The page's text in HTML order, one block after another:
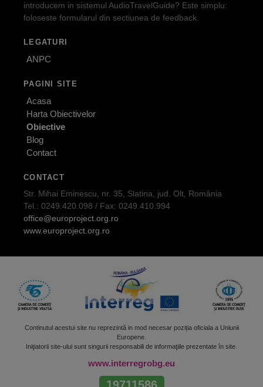
introducem in sistemul AudioTravelGuide? Este simplu:
foloseste formularul din sectiunea de feedback.
LEGATURI
ANPC
PAGINI SITE
Acasa
Harta Obiectivelor
Obiective
Blog
Contact
CONTACT
Str. Mihai Eminescu, nr. 35, Slatina, jud. Olt, România
Tel.: 0249.420.098 / Fax: 0249.410.994
office@europroject.org.ro
www.europroject.org.ro
Continutul acestui site nu reprezintă in mod necesar poziția oficiala a Uniunii
Europene.
Iniţiatorii site-ului sunt singurii responsabili de informaţiile prezentate în site.
www.interregrobg.eu